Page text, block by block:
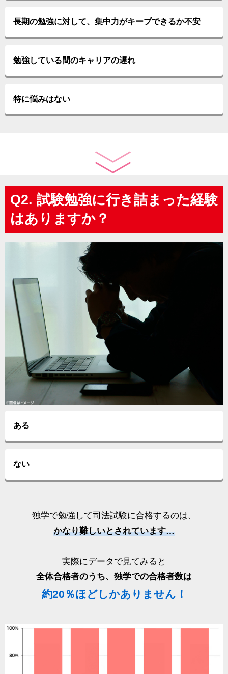
長期の勉強に対して、集中力がキープできるか不安
勉強している間のキャリアの遅れ
特に悩みはない
Q2. 試験勉強に行き詰まった経験
はありますか？
ある
ない
独学で勉強して司法試験に合格するのは、
かなり難しいとされています…
実際にデータで見てみると
全体合格者のうち、独学での合格者数は
約20％ほどしかありません！